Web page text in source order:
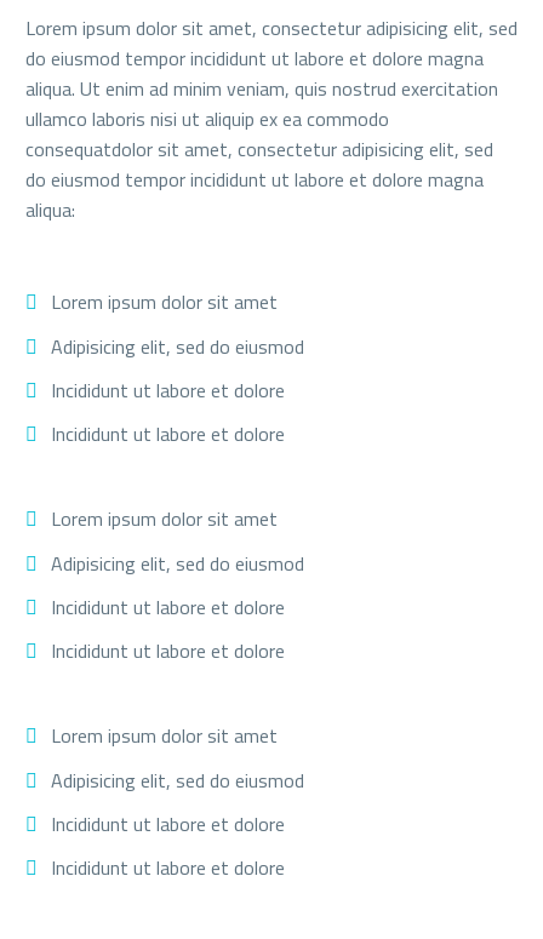
Lorem ipsum dolor sit amet, consectetur adipisicing elit, sed
do eiusmod tempor incididunt ut labore et dolore magna
aliqua. Ut enim ad minim veniam, quis nostrud exercitation
ullamco laboris nisi ut aliquip ex ea commodo
consequatdolor sit amet, consectetur adipisicing elit, sed
do eiusmod tempor incididunt ut labore et dolore magna
aliqua:
Lorem ipsum dolor sit amet
Adipisicing elit, sed do eiusmod
Incididunt ut labore et dolore
Incididunt ut labore et dolore
Lorem ipsum dolor sit amet
Adipisicing elit, sed do eiusmod
Incididunt ut labore et dolore
Incididunt ut labore et dolore
Lorem ipsum dolor sit amet
Adipisicing elit, sed do eiusmod
Incididunt ut labore et dolore
Incididunt ut labore et dolore